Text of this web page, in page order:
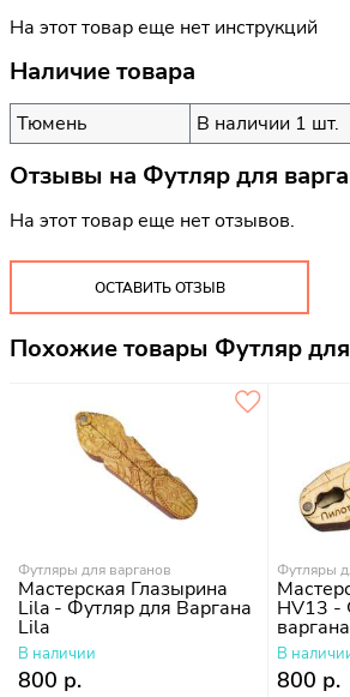
На этот товар еще нет инструкций
Наличие товара
Тюмень В наличии 1 шт.
Отзывы на Футляр для
На этот товар еще нет отзывов.
ОСТАВИТЬ ОТЗЫВ
Похожие товары Футляр для
Футляры для варганов
Мастерская Глазырина
Lila - Футляр для Варгана
Lila
В наличии
800 р.
Футляры
HV13 -
В
800 р.